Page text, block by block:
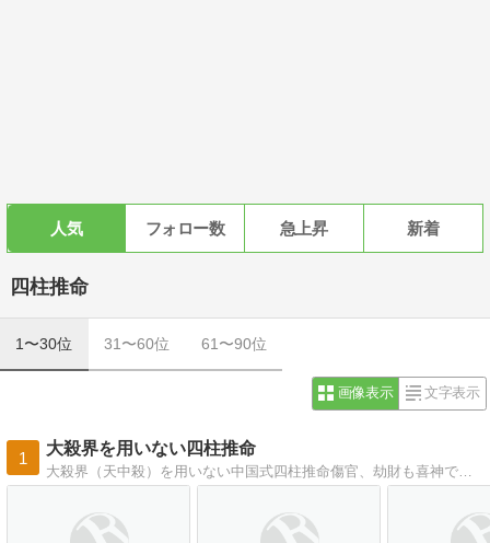
人気 フォロー数 急上昇 新着
四柱推命
1〜30位 31〜60位 61〜90位
画像表示 文字表示
1
大殺界を用いない四柱推命
大殺界（天中殺）を用いない中国式四柱推命傷官、劫財も喜神であれば歓迎すべきです